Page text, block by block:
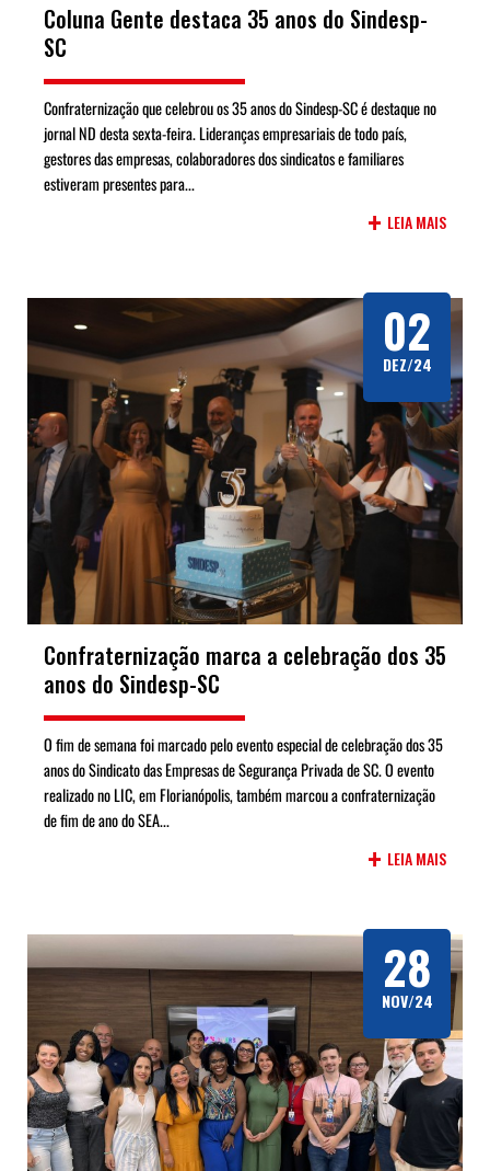
Coluna Gente destaca 35 anos do Sindesp-
SC
Confraternização que celebrou os 35 anos do Sindesp-SC é destaque no
jornal ND desta sexta-feira. Lideranças empresariais de todo país,
gestores das empresas, colaboradores dos sindicatos e familiares
estiveram presentes para...
+ LEIA MAIS
Confraternização marca a celebração dos 35
anos do Sindesp-SC
O fim de semana foi marcado pelo evento especial de celebração dos 35
anos do Sindicato das Empresas de Segurança Privada de SC. O evento
realizado no LIC, em Florianópolis, também marcou a confraternização
de fim de ano do SEA...
+ LEIA MAIS
02
DEZ/24
28
NOV/24